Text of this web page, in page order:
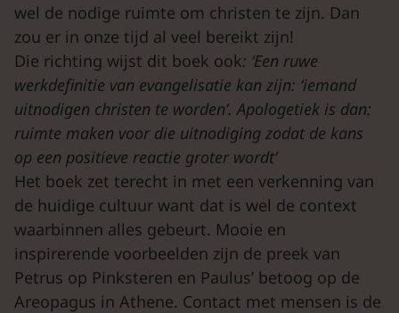
wel de nodige ruimte om christen te zijn. Dan
zou er in onze tijd al veel bereikt zijn!
Die richting wijst dit boek ook: ‘Een ruwe
werkdefinitie van evangelisatie kan zijn: ‘iemand
uitnodigen christen te worden’. Apologetiek is dan:
ruimte maken voor die uitnodiging zodat de kans
op een positieve reactie groter wordt’
Het boek zet terecht in met een verkenning van
de huidige cultuur want dat is wel de context
waarbinnen alles gebeurt. Mooie en
inspirerende voorbeelden zijn de preek van
Petrus op Pinksteren en Paulus’ betoog op de
Areopagus in Athene. Contact met mensen is de